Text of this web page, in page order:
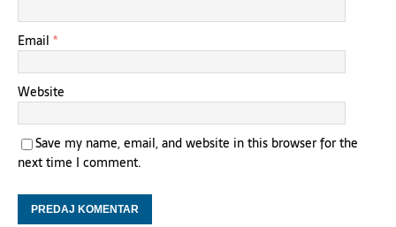
Email *
Website
Save my name, email, and website in this browser for the
next time I comment.